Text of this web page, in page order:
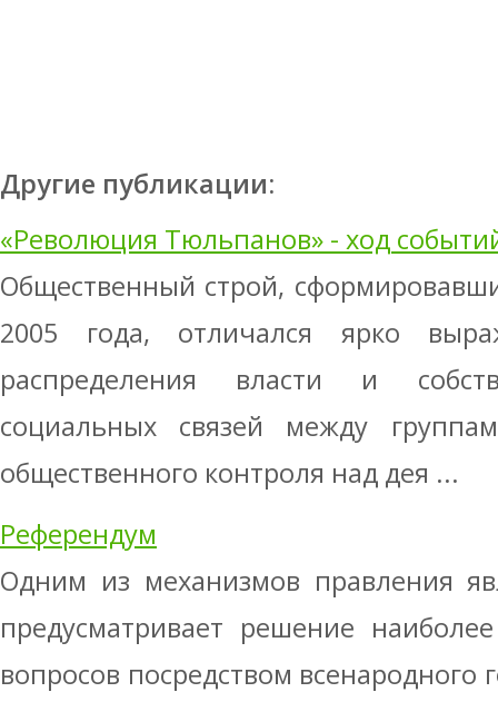
Другие публикации:
«Революция Тюльпанов» - ход
Общественный строй,
2005 года, отличался ярко
распределения власти и
социальных связей между
общественного контроля над дея ...
Референдум
Одним из механизмов правления
предусматривает решение
вопросов посредством всенародного